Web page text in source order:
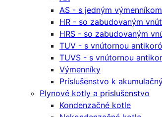
AS - s jedným výmenníkom
HR - so zabudovaným
HRS - so zabudovaným
TUV - s vnútornou
TUVS - s vnútornou
Výmenníky
Príslušenstvo k
Plynové kotly a prislušenstvo
Kondenzačné kotle